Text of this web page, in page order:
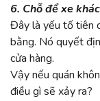
6. Chỗ để xe
Đây là yếu tố tiên
bằng. Nó quyết
cửa hàng.
Vậy nếu quán
điều gì sẽ xảy ra?